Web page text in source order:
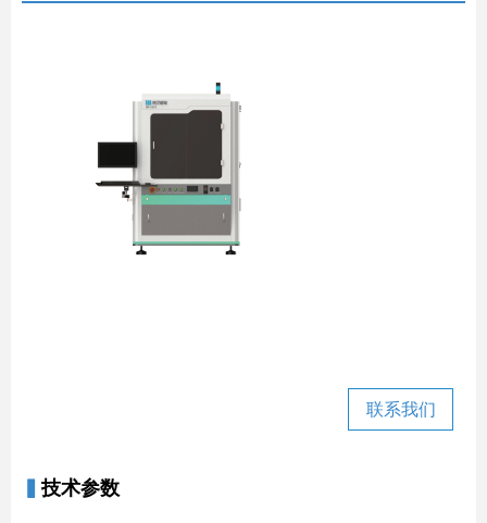
联系我们
▍技术参数